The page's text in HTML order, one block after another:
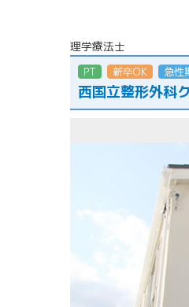
理学療法士
PT 新卒OK 急性
西国立整形外科